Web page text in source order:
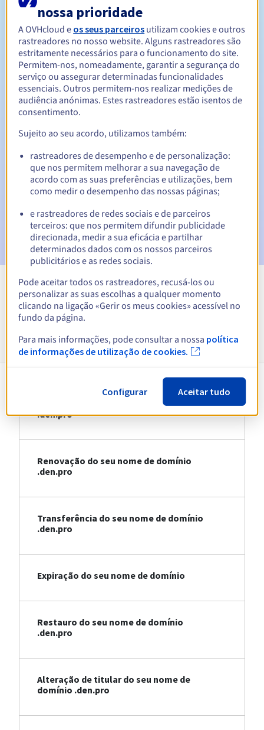
Período de renovação Entre 1 e 9 anos
Período de redenção 30 dias
Notificações automáticas:
60, 30, 15, 7 e 3 dias antes da data de
expiração
E-mail no dia da expiraçãopara notificar a suspensão do
nome de domínio
E-mail após o Redemption Grace Periodpara notificar a
eliminação do nome de domínio
Ver todas as extensões
Informações sobre .den.pro
Registo do seu nome de domínio
.den.pro
Renovação do seu nome de domínio
.den.pro
Transferência do seu nome de domínio
.den.pro
Expiração do seu nome de domínio
Restauro do seu nome de domínio
.den.pro
Alteração de titular do seu nome de
domínio .den.pro
nossa prioridade
A OVHcloud e os seus parceiros utilizam cookies e outros
rastreadores no nosso website. Alguns rastreadores são
estritamente necessários para o funcionamento do site.
Permitem-nos, nomeadamente, garantir a segurança do
serviço ou assegurar determinadas funcionalidades
essenciais. Outros permitem-nos realizar medições de
audiência anónimas. Estes rastreadores estão isentos de
consentimento.
Sujeito ao seu acordo, utilizamos também:
rastreadores de desempenho e de personalização:
que nos permitem melhorar a sua navegação de
acordo com as suas preferências e utilizações, bem
como medir o desempenho das nossas páginas;
e rastreadores de redes sociais e de parceiros
terceiros: que nos permitem difundir publicidade
direcionada, medir a sua eficácia e partilhar
determinados dados com os nossos parceiros
publicitários e as redes sociais.
Pode aceitar todos os rastreadores, recusá-los ou
personalizar as suas escolhas a qualquer momento
clicando na ligação «Gerir os meus cookies» acessível no
fundo da página.
Para mais informações, pode consultar a nossa política
de informações de utilização de cookies.
Configurar Aceitar tudo